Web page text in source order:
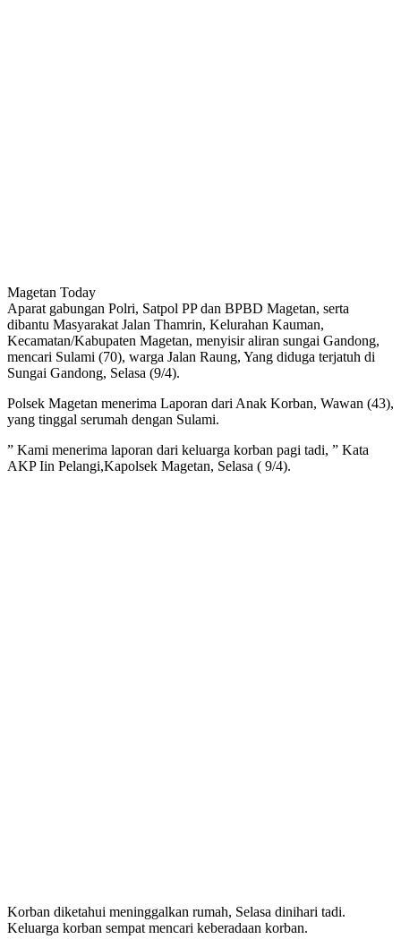
Magetan Today
Aparat gabungan Polri, Satpol PP dan BPBD Magetan, serta
dibantu Masyarakat Jalan Thamrin, Kelurahan Kauman,
Kecamatan/Kabupaten Magetan, menyisir aliran sungai Gandong,
mencari Sulami (70), warga Jalan Raung, Yang diduga terjatuh di
Sungai Gandong, Selasa (9/4).
Polsek Magetan menerima Laporan dari Anak Korban, Wawan (43),
yang tinggal serumah dengan Sulami.
” Kami menerima laporan dari keluarga korban pagi tadi, ” Kata
AKP Iin Pelangi,Kapolsek Magetan, Selasa ( 9/4).
Korban diketahui meninggalkan rumah, Selasa dinihari tadi.
Keluarga korban sempat mencari keberadaan korban.